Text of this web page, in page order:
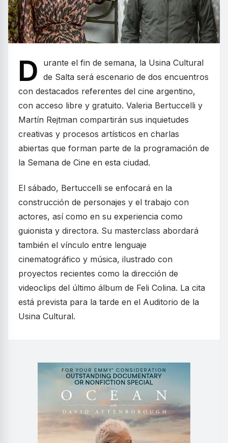
D
urante el fin de semana, la Usina Cultural
de Salta será escenario de dos encuentros
con destacados referentes del cine argentino,
con acceso libre y gratuito. Valeria Bertuccelli y
Martín Rejtman compartirán sus inquietudes
creativas y procesos artísticos en charlas
abiertas que forman parte de la programación de
la Semana de Cine en esta ciudad.
El sábado, Bertuccelli se enfocará en la
construcción de personajes y el trabajo con
actores, así como en su experiencia como
guionista y directora. Su masterclass abordará
también el vínculo entre lenguaje
cinematográfico y música, ilustrado con
proyectos recientes como la dirección de
videoclips del último álbum de Feli Colina. La cita
está prevista para la tarde en el Auditorio de la
Usina Cultural.